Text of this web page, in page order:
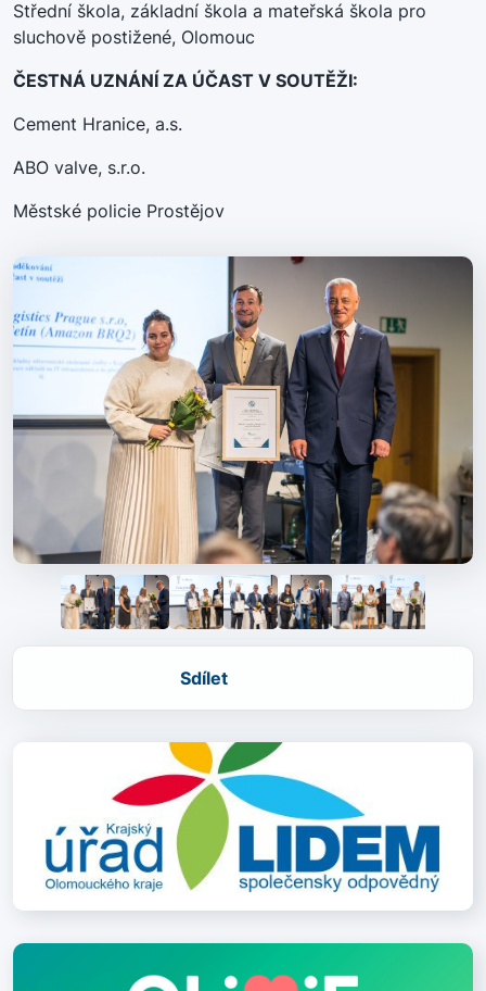
Střední škola, základní škola a mateřská škola pro
sluchově postižené, Olomouc
ČESTNÁ UZNÁNÍ ZA ÚČAST V SOUTĚŽI:
Cement Hranice, a.s.
ABO valve, s.r.o.
Městské policie Prostějov
Sdílet